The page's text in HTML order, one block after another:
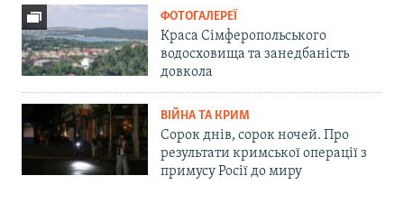
ФОТОГАЛЕРЕЇ
Краса Сімферопольського
водосховища та занедбаність
довкола
ВІЙНА ТА КРИМ
Сорок днів, сорок ночей. Про
результати кримської операції з
примусу Росії до миру